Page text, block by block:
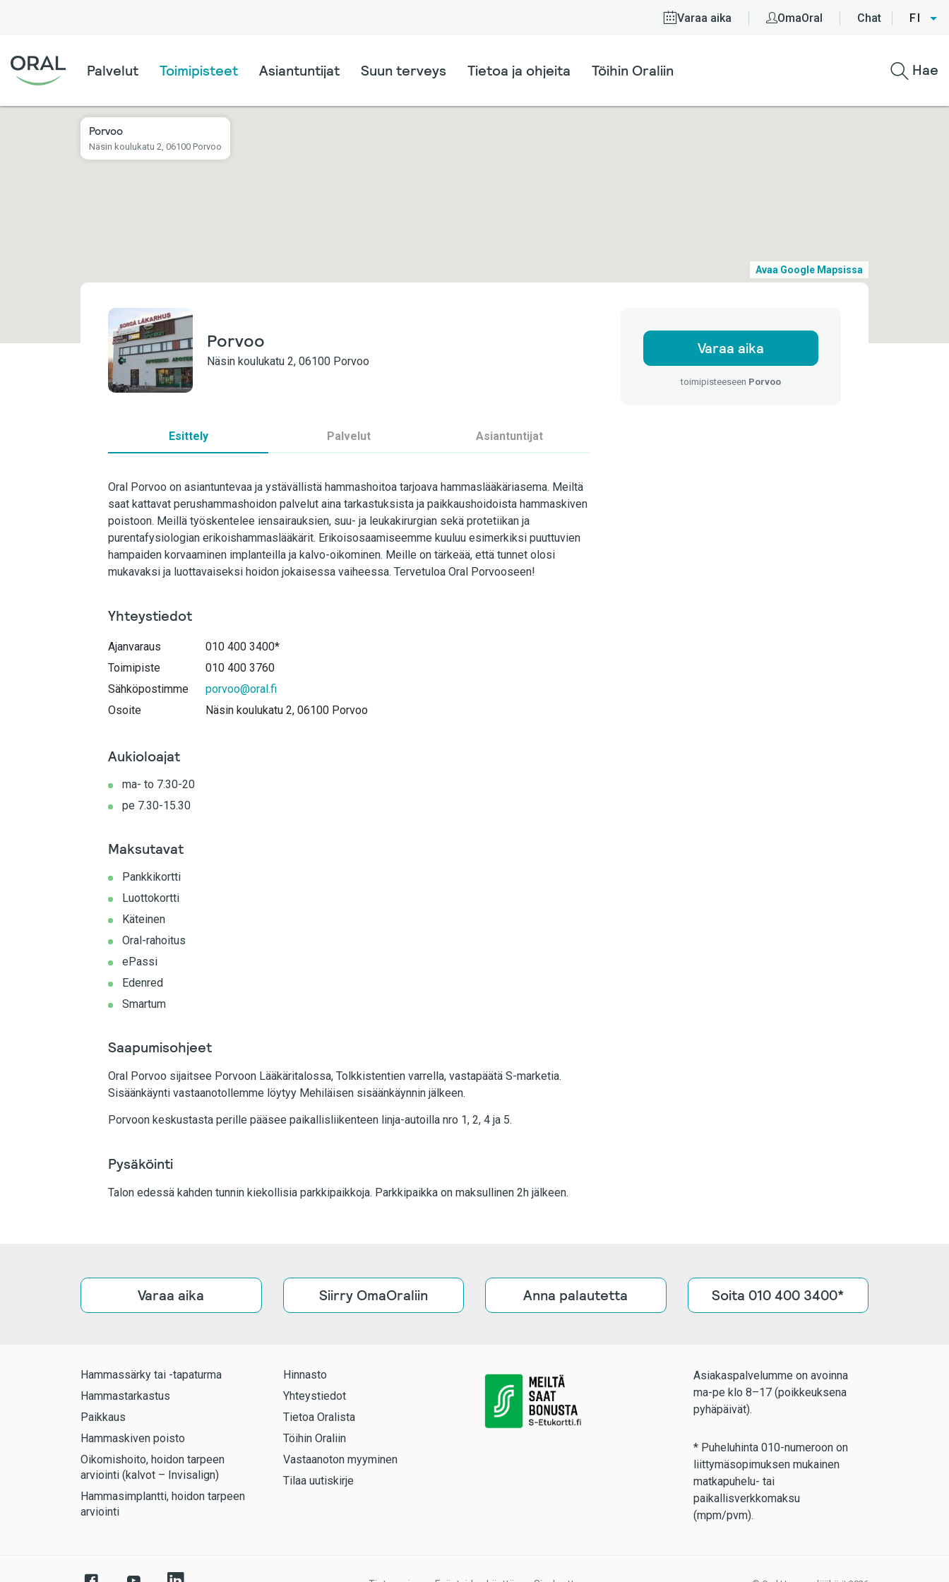
Varaa aika OmaOral Chat FI
Palvelut Toimipisteet Asiantuntijat Suun terveys Tietoa ja ohjeita Töihin Oraliin Hae
Porvoo
Näsin koulukatu 2, 06100 Porvoo
Avaa Google Mapsissa
Varaa aika
toimipisteeseen Porvoo
Porvoo
Näsin koulukatu 2, 06100 Porvoo
Esittely Palvelut Asiantuntijat
Oral Porvoo on asiantuntevaa ja ystävällistä hammashoitoa tarjoava hammaslääkäriasema. Meiltä
saat kattavat perushammashoidon palvelut aina tarkastuksista ja paikkaushoidoista hammaskiven
poistoon. Meillä työskentelee iensairauksien, suu- ja leukakirurgian sekä protetiikan ja
purentafysiologian erikoishammaslääkärit. Erikoisosaamiseemme kuuluu esimerkiksi puuttuvien
hampaiden korvaaminen implanteilla ja kalvo-oikominen. Meille on tärkeää, että tunnet olosi
mukavaksi ja luottavaiseksi hoidon jokaisessa vaiheessa. Tervetuloa Oral Porvooseen!
Yhteystiedot
Ajanvaraus
010 400 3400*
Toimipiste
010 400 3760
Sähköpostimme
porvoo@oral.fi
Osoite
Näsin koulukatu 2, 06100 Porvoo
Aukioloajat
ma- to 7.30-20
pe 7.30-15.30
Maksutavat
Pankkikortti
Luottokortti
Käteinen
Oral-rahoitus
ePassi
Edenred
Smartum
Saapumisohjeet
Oral Porvoo sijaitsee Porvoon Lääkäritalossa, Tolkkistentien varrella, vastapäätä S-marketia.
Sisäänkäynti vastaanotollemme löytyy Mehiläisen sisäänkäynnin jälkeen.
Porvoon keskustasta perille pääsee paikallisliikenteen linja-autoilla nro 1, 2, 4 ja 5.
Pysäköinti
Talon edessä kahden tunnin kiekollisia parkkipaikkoja. Parkkipaikka on maksullinen 2h jälkeen.
Varaa aika Siirry OmaOraliin Anna palautetta Soita 010 400 3400*
Hammassärky tai -tapaturma
Hammastarkastus
Paikkaus
Hammaskiven poisto
Oikomishoito, hoidon tarpeen
arviointi (kalvot – Invisalign)
Hammasimplantti, hoidon tarpeen
arviointi
Hinnasto
Yhteystiedot
Tietoa Oralista
Töihin Oraliin
Vastaanoton myyminen
Tilaa uutiskirje
Asiakaspalvelumme on avoinna
ma-pe klo 8–17 (poikkeuksena
pyhäpäivät).
* Puheluhinta 010-numeroon on
liittymäsopimuksen mukainen
matkapuhelu- tai
paikallisverkkomaksu
(mpm/pvm).